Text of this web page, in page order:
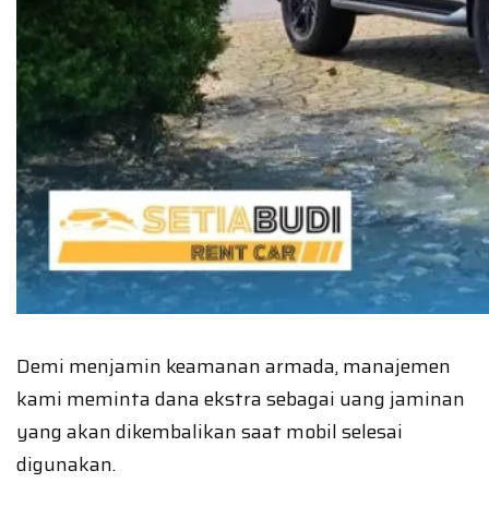
Demi menjamin keamanan armada, manajemen
kami meminta dana ekstra sebagai uang jaminan
yang akan dikembalikan saat mobil selesai
digunakan.